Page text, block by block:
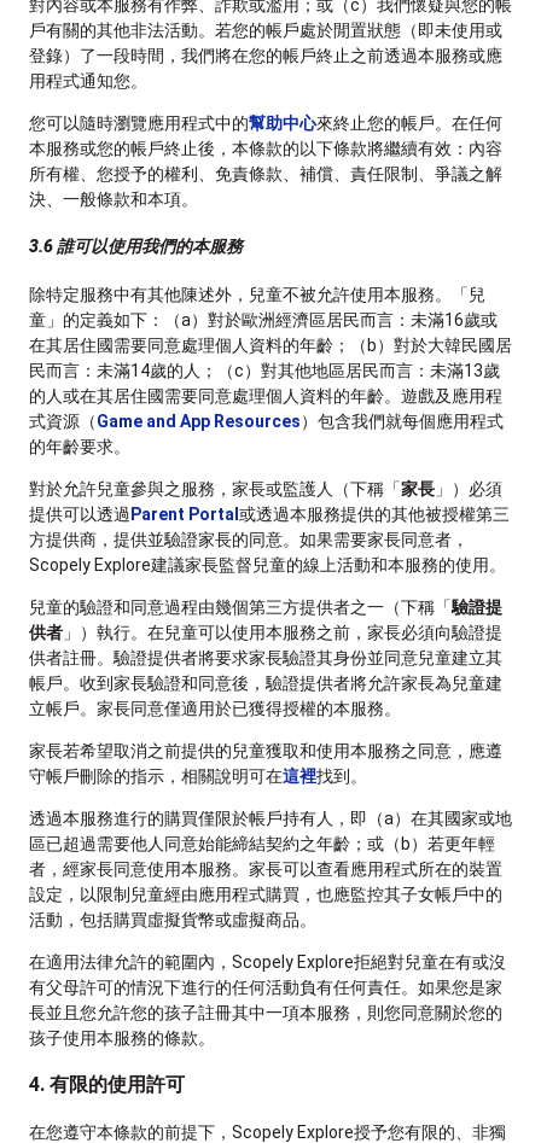
對內容或本服務有作弊、詐欺或濫用；或（c）我們懷疑與您的帳
戶有關的其他非法活動。若您的帳戶處於閒置狀態（即未使用或
登錄）了一段時間，我們將在您的帳戶終止之前透過本服務或應
用程式通知您。
您可以隨時瀏覽應用程式中的幫助中心來終止您的帳戶。在任何
本服務或您的帳戶終止後，本條款的以下條款將繼續有效：內容
所有權、您授予的權利、免責條款、補償、責任限制、爭議之解
決、一般條款和本項。
3.6 誰可以使用我們的本服務
除特定服務中有其他陳述外，兒童不被允許使用本服務。「兒
童」的定義如下：（a）對於歐洲經濟區居民而言：未滿16歲或
在其居住國需要同意處理個人資料的年齡；（b）對於大韓民國居
民而言：未滿14歲的人；（c）對其他地區居民而言：未滿13歲
的人或在其居住國需要同意處理個人資料的年齡。遊戲及應用程
式資源（Game and App Resources）包含我們就每個應用程式
的年齡要求。
對於允許兒童參與之服務，家長或監護人（下稱「家長 」）必須
提供可以透過 Parent Portal 或透過本服務提供的其他被授權第三
方提供商，提供並驗證家長的同意。如果需要家長同意者，
Scopely Explore建議家長監督兒童的線上活動和本服務的使用。
兒童的驗證和同意過程由幾個第三方提供者之一（下稱「驗證提
供者 」）執行。在兒童可以使用本服務之前，家長必須向驗證提
供者註冊。驗證提供者將要求家長驗證其身份並同意兒童建立其
帳戶。收到家長驗證和同意後，驗證提供者將允許家長為兒童建
立帳戶。家長同意僅適用於已獲得授權的本服務。
家長若希望取消之前提供的兒童獲取和使用本服務之同意，應遵
守帳戶刪除的指示，相關說明可在這裡找到。
透過本服務進行的購買僅限於帳戶持有人，即（a）在其國家或地
區已超過需要他人同意始能締結契約之年齡；或（b）若更年輕
者，經家長同意使用本服務。家長可以查看應用程式所在的裝置
設定，以限制兒童經由應用程式購買，也應監控其子女帳戶中的
活動，包括購買虛擬貨幣或虛擬商品。
在適用法律允許的範圍內，Scopely Explore拒絕對兒童在有或沒
有父母許可的情況下進行的任何活動負有任何責任。如果您是家
長並且您允許您的孩子註冊其中一項本服務，則您同意關於您的
孩子使用本服務的條款。
4. 有限的使用許可
在您遵守本條款的前提下，Scopely Explore授予您有限的、非獨